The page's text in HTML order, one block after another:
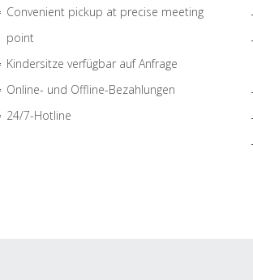
Convenient pickup at precise meeting
point
Kindersitze verfügbar auf Anfrage
Online- und Offline-Bezahlungen
24/7-Hotline